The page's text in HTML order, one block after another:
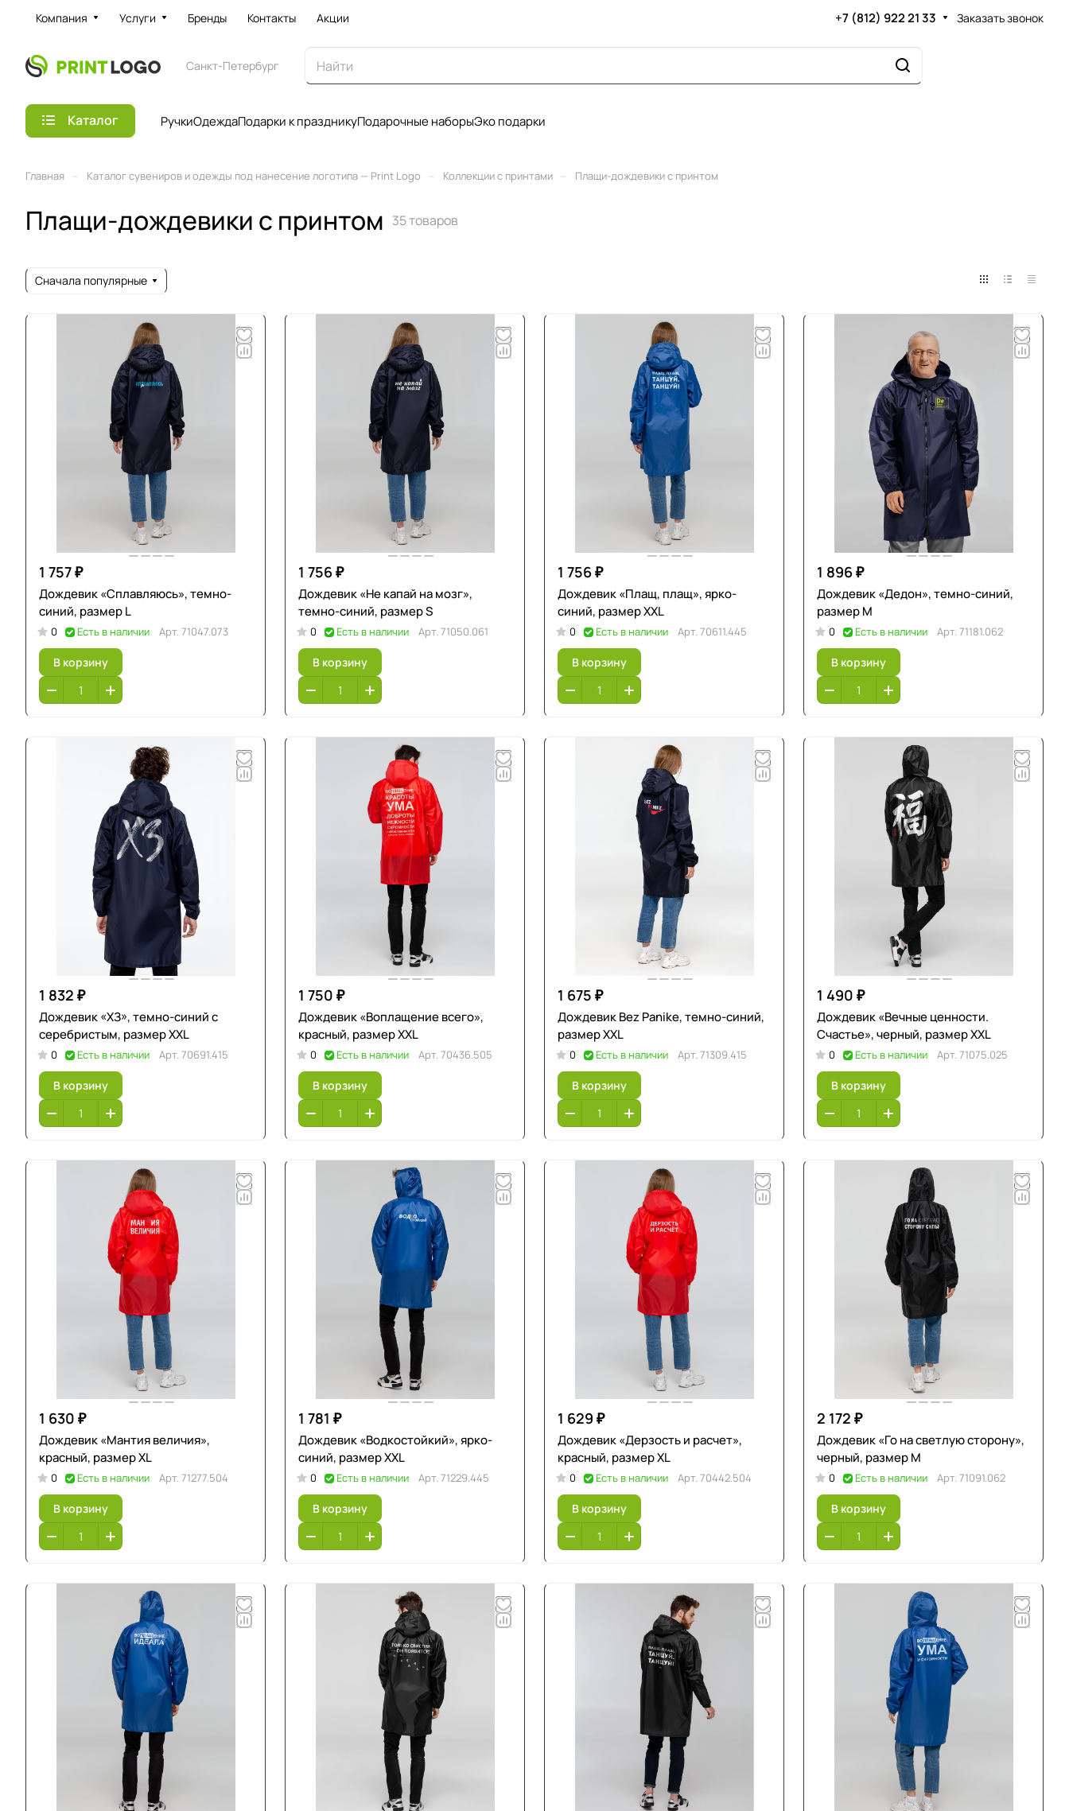
Компания Услуги Бренды Контакты Акции +7 (812) 922 21 33 Заказать звонок
Санкт-Петербург
Каталог РучкиОдеждаПодарки к праздникуПодарочные наборыЭко подарки
Главная Каталог сувениров и одежды под нанесение логотипа — Print Logo Коллекции с принтами Плащи-дождевики с принтом
Плащи-дождевики с принтом 35 товаров
Сначала популярные
1 757 ₽
Дождевик «Сплавляюсь», темно-
синий, размер L
0 Есть в наличии Арт. 71047.073
В корзину
1 756 ₽
Дождевик «Не капай на мозг»,
темно-синий, размер S
0 Есть в наличии Арт. 71050.061
В корзину
1 756 ₽
Дождевик «Плащ, плащ», ярко-
синий, размер XXL
0 Есть в наличии Арт. 70611.445
В корзину
1 896 ₽
Дождевик «Дедон», темно-синий,
размер M
0 Есть в наличии Арт. 71181.062
В корзину
1 832 ₽
Дождевик «ХЗ», темно-синий с
серебристым, размер XXL
0 Есть в наличии Арт. 70691.415
В корзину
1 750 ₽
Дождевик «Воплащение всего»,
красный, размер XXL
0 Есть в наличии Арт. 70436.505
В корзину
1 675 ₽
Дождевик Bez Panike, темно-синий,
размер XXL
0 Есть в наличии Арт. 71309.415
В корзину
1 490 ₽
Дождевик «Вечные ценности.
Счастье», черный, размер XXL
0 Есть в наличии Арт. 71075.025
В корзину
1 630 ₽
Дождевик «Мантия величия»,
красный, размер XL
0 Есть в наличии Арт. 71277.504
В корзину
1 781 ₽
Дождевик «Водкостойкий», ярко-
синий, размер XXL
0 Есть в наличии Арт. 71229.445
В корзину
1 629 ₽
Дождевик «Дерзость и расчет»,
красный, размер XL
0 Есть в наличии Арт. 70442.504
В корзину
2 172 ₽
Дождевик «Го на светлую сторону»,
черный, размер M
0 Есть в наличии Арт. 71091.062
В корзину